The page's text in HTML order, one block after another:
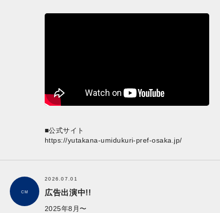
■公式サイト
https://yutakana-umidukuri-pref-osaka.jp/
CM
2026.07.01
広告出演中!!
2025年8月〜